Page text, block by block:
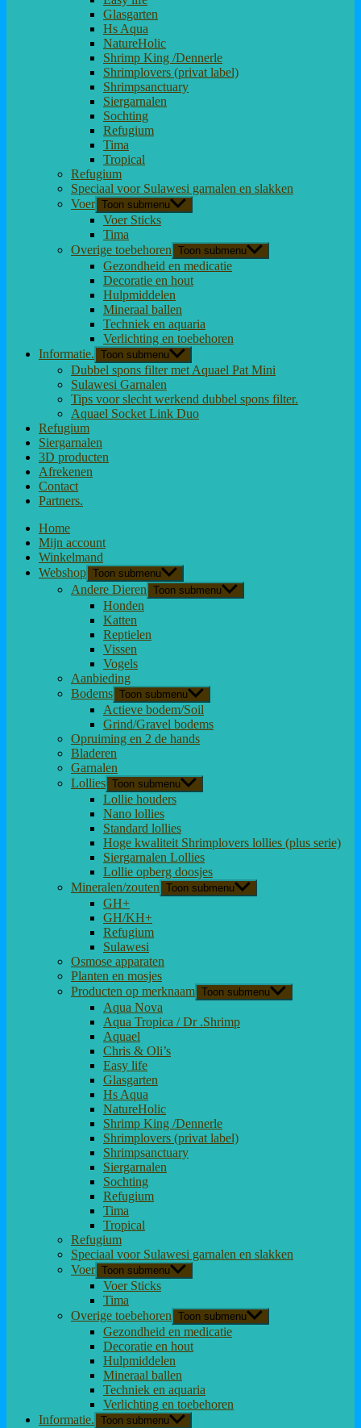
Glasgarten
Hs Aqua
NatureHolic
Shrimp King /Dennerle
Shrimplovers (privat label)
Shrimpsanctuary
Siergarnalen
Sochting
Refugium
Tima
Tropical
Refugium
Speciaal voor Sulawesi garnalen en slakken
Voer Toon submenu
Voer Sticks
Tima
Overige toebehoren Toon submenu
Gezondheid en medicatie
Decoratie en hout
Hulpmiddelen
Mineraal ballen
Techniek en aquaria
Verlichting en toebehoren
Informatie. Toon submenu
Dubbel spons filter met Aquael Pat Mini
Sulawesi Garnalen
Tips voor slecht werkend dubbel spons filter.
Aquael Socket Link Duo
Refugium
Siergarnalen
3D producten
Afrekenen
Contact
Partners.
Home
Mijn account
Winkelmand
Webshop Toon submenu
Andere Dieren Toon submenu
Honden
Katten
Reptielen
Vissen
Vogels
Aanbieding
Bodems Toon submenu
Actieve bodem/Soil
Grind/Gravel bodems
Opruiming en 2 de hands
Bladeren
Garnalen
Lollies Toon submenu
Lollie houders
Nano lollies
Standard lollies
Hoge kwaliteit Shrimplovers lollies (plus serie)
Siergarnalen Lollies
Lollie opberg doosjes
Mineralen/zouten Toon submenu
GH+
GH/KH+
Refugium
Sulawesi
Osmose apparaten
Planten en mosjes
Producten op merknaam Toon submenu
Aqua Nova
Aqua Tropica / Dr .Shrimp
Aquael
Chris & Oli’s
Easy life
Glasgarten
Hs Aqua
NatureHolic
Shrimp King /Dennerle
Shrimplovers (privat label)
Shrimpsanctuary
Siergarnalen
Sochting
Refugium
Tima
Tropical
Refugium
Speciaal voor Sulawesi garnalen en slakken
Voer Toon submenu
Voer Sticks
Tima
Overige toebehoren Toon submenu
Gezondheid en medicatie
Decoratie en hout
Hulpmiddelen
Mineraal ballen
Techniek en aquaria
Verlichting en toebehoren
Informatie. Toon submenu